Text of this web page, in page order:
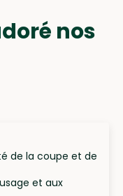
nos
de la coupe et de
et aux